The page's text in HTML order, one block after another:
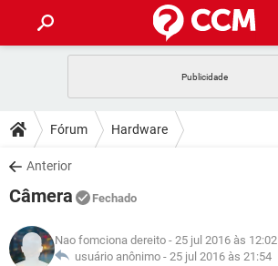
CELULAR
OUTLOOK
INSTAGRAM
GUIA DE COMPRAS
DICAS
JOGOS
INSTAGRAM GMAIL
DOWNLOADS
JOGOS
CELULAR
OUTLOOK EXCEL
JOGOS WHATSAPP
GLOSSÁRIO
Fórum Hardware
Anterior
Câmera Fechado
Nao fomciona dereito - 25 jul 2016 às 12:02
usuário anônimo - 25 jul 2016 às 21:54